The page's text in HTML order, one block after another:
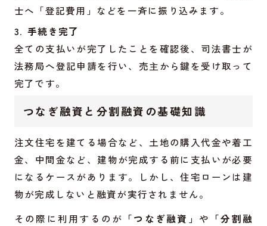
士へ「登記費用」などを一斉に振り込みます。
手続き完了
全ての支払いが完了したことを確認後、司法書士が
法務局へ登記申請を行い、売主から鍵を受け取って
完了です。
つなぎ融資と分割融資の基礎知識
注文住宅を建てる場合など、土地の購入代金や着工
金、中間金など、建物が完成する前に支払いが必要
になるケースがあります。しかし、住宅ローンは建
物が完成しないと融資が実行されません。
その際に利用するのが 「つなぎ融資」 や 「分割融